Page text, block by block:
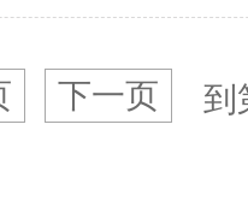
下一页 到